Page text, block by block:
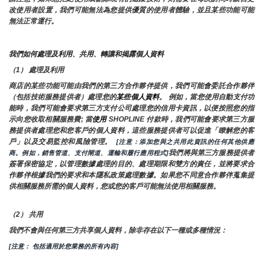
改使用者設置，我們可能無法為您提供優質的使用者體驗，並且某些功能可能
無法正常運行。
我們如何處理及利用、共用、轉讓和揭露個人資料
（1） 處理及利用
商店的某些功能可能由我們的第三方合作夥伴提供，我們可能會委託合作夥伴
（包括技術服務提供者）處理您的某些個人資料。 例如，當您使用自動支付功
能時，我們可能會要求第三方支付公司處理您的信用卡資訊，以便按照您的指
示向您收取相關服務費; 當使用 SHOPLINE 付款時，我們可能會要求第三方服
務提供者處理您和您客戶的個人資料，這些服務提供者可以促進「瞭解您的客
戶」以及交易監控和風險管理。
[注意：添加您與之共用此資訊的任何其他供應
商。例如，銷售管道、支付閘道、運輸和履行應用程式]我們將與第三方服務提供者
簽署保密協定，以管理數據處理的目的、處理期限和雙方的責任，並將要求合
作夥伴根據我們的要求和本隱私政策處理數據。如果您不同意合作夥伴蒐集提
供相關服務所需的個人資料，您或您的客戶可能無法使用相關服務。
（2） 共用
我們不會與任何第三方共享個人資料，除非存在以下一種或多種情況：
[注意： 包括適用於您業務的所有內容]